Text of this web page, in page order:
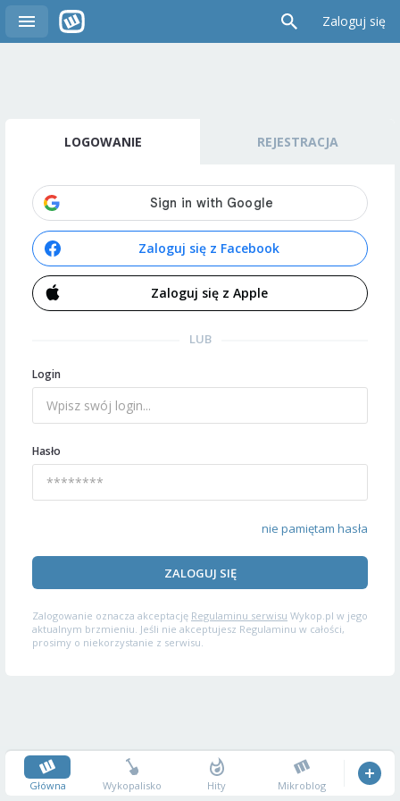
Zaloguj się
LOGOWANIE REJESTRACJA
Zaloguj się z Facebook
Zaloguj się z Apple
LUB
Login
Hasło
nie pamiętam hasła
ZALOGUJ SIĘ
Zalogowanie oznacza akceptację Regulaminu serwisu Wykop.pl w jego
aktualnym brzmieniu. Jeśli nie akceptujesz Regulaminu w całości,
prosimy o niekorzystanie z serwisu.
Główna Wykopalisko Hity Mikroblog